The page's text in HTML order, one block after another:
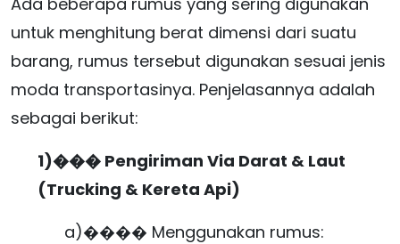
untuk menghitung berat dimensi dari suatu
barang, rumus tersebut digunakan sesuai jenis
moda transportasinya. Penjelasannya adalah
sebagai berikut:
1)��� Pengiriman Via Darat & Laut
(Trucking & Kereta Api)
a)���� Menggunakan rumus: